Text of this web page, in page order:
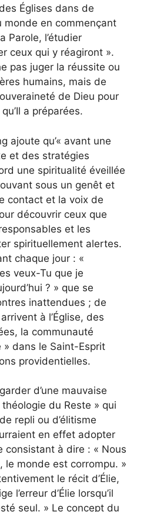
Églises dans de
monde en commençant
Parole, l’étudier
ceux qui y réagiront ».
pas juger la réussite ou
humains, mais de
de Dieu pour
a préparées.
ajoute qu’« avant une
et des stratégies
une spiritualité éveillée
sous un genêt et
contact et la voix de
découvrir ceux que
et les
spirituellement alertes.
chaque jour : «
veux-Tu que je
? » que se
inattendues ; de
à l’Église, des
la communauté
» dans le Saint-Esprit
providentielles.
d’une mauvaise
du Reste » qui
repli ou d’élitisme
en effet adopter
consistant à dire : « Nous
le monde est corrompu. »
le récit d’Élie,
l’erreur d’Élie lorsqu’il
seul. » Le concept du